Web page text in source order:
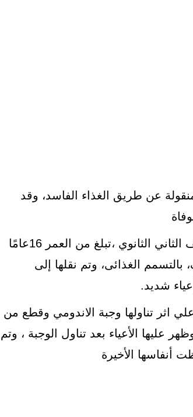
عن طريق الغذاء الفاسد، وقد
وقد أصيب صباح اليوم طالبة في الصف الثاني الثانوي ،تبلغ من العمر 16عامًا
الغذائى، وتم نقلها إلى
شديد.
اثر تناولها وجبة الاندومي وقطع من
عليها الأعياء بعد تناول الوجبة ، وتم
أنفاسها الأخيرة